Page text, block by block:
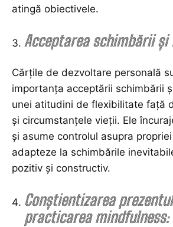
atingă obiectivele.
Acceptarea schimbării
Cărțile de dezvoltare personală
importanța acceptării schimbării
unei atitudini de flexibilitate față
și circumstanțele vieții. Ele
și asume controlul asupra
adapteze la schimbările
pozitiv și constructiv.
Conștientizarea
practicarea mindfulness: